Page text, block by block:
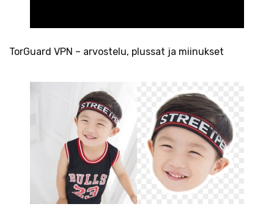
TorGuard VPN – arvostelu, plussat ja miinukset